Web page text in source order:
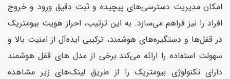
امکان مدیریت دسترسی‌های پیچیده و ثبت دقیق ورود و خروج
افراد را نیز فراهم می‌سازد. به این ترتیب، احراز هویت بیومتریک
در قفل‌ها و دستگیره‌های هوشمند، ترکیبی ایده‌آل از امنیت بالا و
سهولت استفاده را ارائه می‌کند.برخی از مدل های قفل هوشمند
دارای تکنولوژی بیومتریک را از طریق لینک‌های زیر مشاهده